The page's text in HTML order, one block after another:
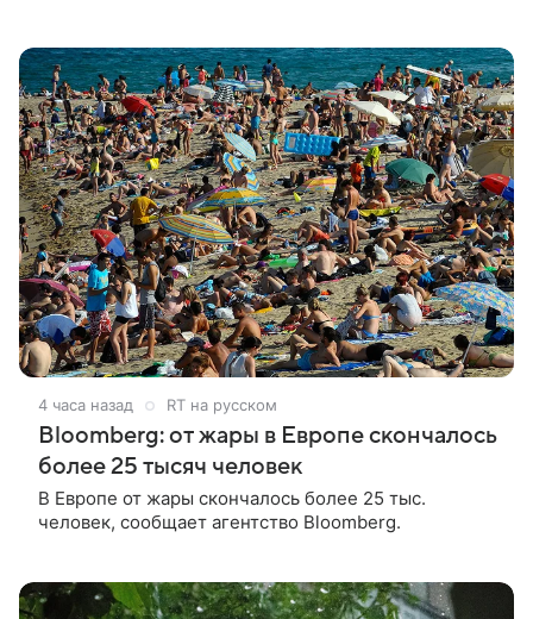
4 часа назад RT на русском
Bloomberg: от жары в Европе скончалось
более 25 тысяч человек
В Европе от жары скончалось более 25 тыс.
человек, сообщает агентство Bloomberg.